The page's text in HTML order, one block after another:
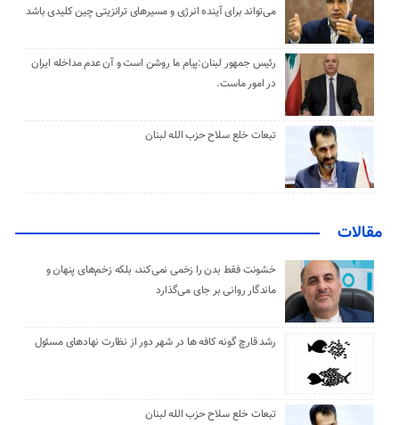
می‌تواند برای آینده انرژی و مسیرهای ترانزیتی چین کلیدی باشد
رئیس جمهور لبنان:پیام ما روشن است و آن عدم مداخله ایران
در امور ماست.
تبعات خلع سلاح حزب الله لبنان
مقالات
خشونت فقط بدن را زخمی نمی‌کند، بلکه زخم‌های پنهان و
ماندگار روانی بر جای می‌گذارد
رشد قارچ گونه کافه ها در شهر دور از نظارت نهادهای مسئول
تبعات خلع سلاح حزب الله لبنان